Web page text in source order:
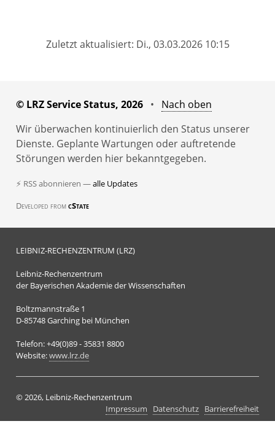
Zuletzt aktualisiert: Di., 03.03.2026 10:15
© LRZ Service Status, 2026 • Nach oben
Wir überwachen kontinuierlich den Status unserer
Dienste. Geplante Wartungen oder auftretende
Störungen werden hier bekanntgegeben.
⚡ RSS abonnieren —alle Updates
Developed fromcState
LEIBNIZ-RECHENZENTRUM (LRZ)
Leibniz-Rechenzentrum
der Bayerischen Akademie der Wissenschaften
Boltzmannstraße 1
D-85748 Garching bei München
Telefon: +49(0)89 - 35831 8800
Website:www.lrz.de
© 2026, Leibniz-Rechenzentrum
Impressum
Datenschutz Barrierefreiheit